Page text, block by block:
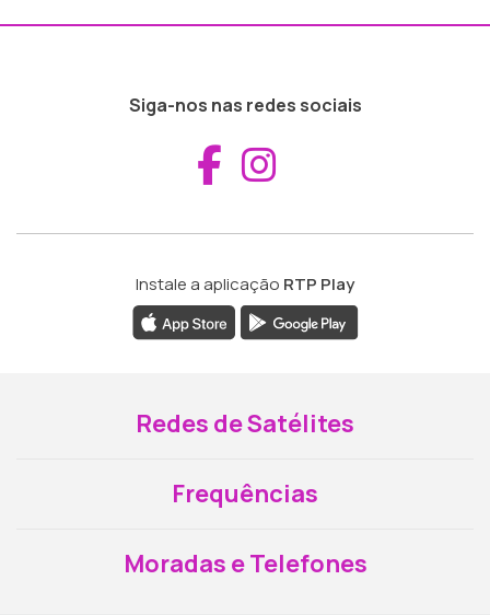
Siga-nos nas redes sociais
Aceder ao
Instale a aplicação RTP Play
Redes de Satélites
Frequências
Moradas e Telefones